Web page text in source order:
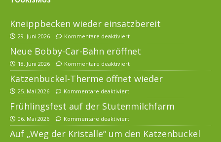
Kneippbecken wieder einsatzbereit
29. Juni 2026 Kommentare deaktiviert
Neue Bobby-Car-Bahn eröffnet
18. Juni 2026 Kommentare deaktiviert
Katzenbuckel-Therme öffnet wieder
25. Mai 2026 Kommentare deaktiviert
Frühlingsfest auf der Stutenmilchfarm
06. Mai 2026 Kommentare deaktiviert
Auf „Weg der Kristalle“ um den Katzenbuckel